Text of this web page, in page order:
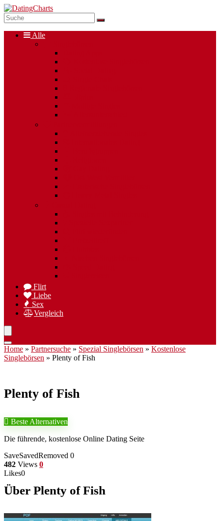
Alle
Flirt
Liebe
Sex
Vergleich
Home » Partnersuche » Spezial Singlebörsen » Kostenlose
Singlebörsen » Plenty of Fish
Plenty of Fish
Beste Alternativen
Die führende, kostenlose Online Dating Seite
SaveSavedRemoved 0
482 Views 0
Likes0
Über Plenty of Fish